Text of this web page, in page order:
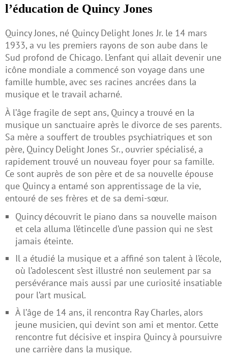
l’éducation de Quincy Jones
Quincy Jones, né Quincy Delight Jones Jr. le 14 mars
1933, a vu les premiers rayons de son aube dans le
Sud profond de Chicago. L’enfant qui allait devenir une
icône mondiale a commencé son voyage dans une
famille humble, avec ses racines ancrées dans la
musique et le travail acharné.
À l’âge fragile de sept ans, Quincy a trouvé en la
musique un sanctuaire après le divorce de ses parents.
Sa mère a souffert de troubles psychiatriques et son
père, Quincy Delight Jones Sr., ouvrier spécialisé, a
rapidement trouvé un nouveau foyer pour sa famille.
Ce sont auprès de son père et de sa nouvelle épouse
que Quincy a entamé son apprentissage de la vie,
entouré de ses frères et de sa demi-sœur.
Quincy découvrit le piano dans sa nouvelle maison
et cela alluma l’étincelle d’une passion qui ne s’est
jamais éteinte.
Il a étudié la musique et a affiné son talent à l’école,
où l’adolescent s’est illustré non seulement par sa
persévérance mais aussi par une curiosité insatiable
pour l’art musical.
À l’âge de 14 ans, il rencontra Ray Charles, alors
jeune musicien, qui devint son ami et mentor. Cette
rencontre fut décisive et inspira Quincy à poursuivre
une carrière dans la musique.